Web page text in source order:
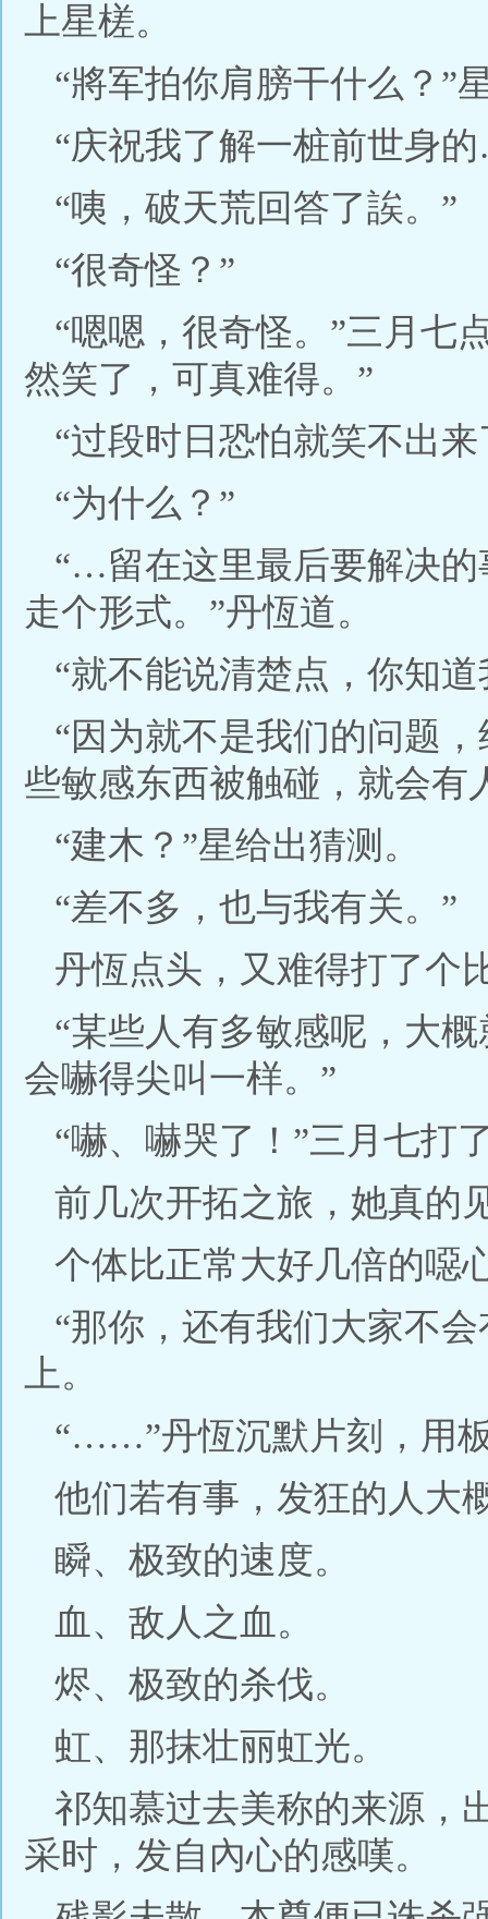
上星槎。
“將军拍你肩膀干什么？”
“庆祝我了解一桩前世身
“咦，破天荒回答了誒。”
“很奇怪？”
“嗯嗯，很奇怪。”三月七
然笑了，可真难得。”
“过段时日恐怕就笑不出来
“为什么？”
“…留在这里最后要解决
走个形式。”丹恆道。
“就不能说清楚点，你知
“因为就不是我们的问题
些敏感东西被触碰，就会有
“建木？”星给出猜测。
“差不多，也与我有关。”
丹恆点头，又难得打了个
“某些人有多敏感呢，大
会嚇得尖叫一样。”
“嚇、嚇哭了！”三月七打
前几次开拓之旅，她真的
个体比正常大好几倍的噁
“那你，还有我们大家不
上。
“……”丹恆沉默片刻，用
他们若有事，发狂的人大
瞬、极致的速度。
血、敌人之血。
烬、极致的杀伐。
虹、那抹壮丽虹光。
祁知慕过去美称的来源，
采时，发自內心的感嘆。